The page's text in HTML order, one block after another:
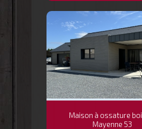
Maison à ossature
Mayenne 53